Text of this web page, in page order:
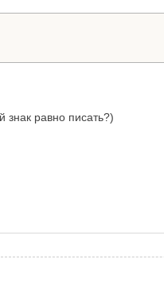
знак равно писать?)